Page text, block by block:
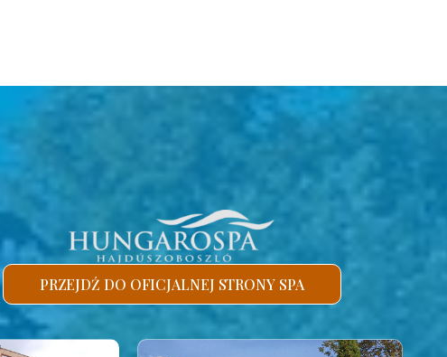
PRZEJDŹ DO OFICJALNEJ STRONY SPA